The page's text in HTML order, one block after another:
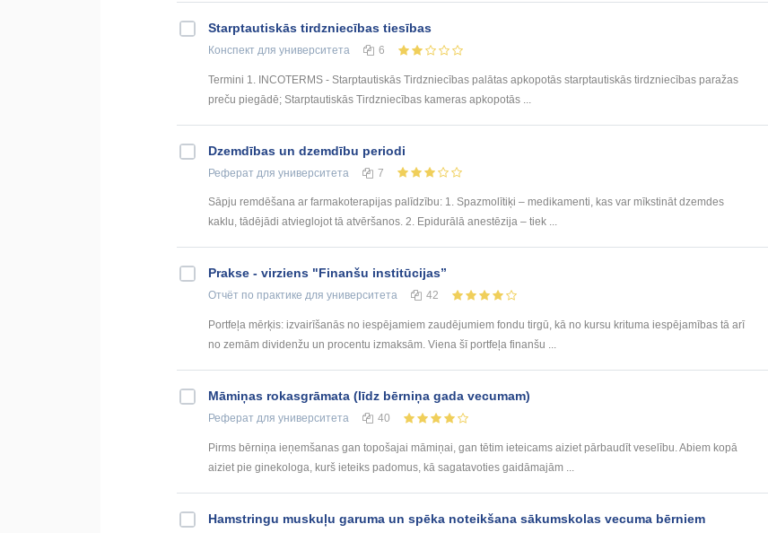
Starptautiskās tirdzniecības tiesības
Конспект для университета 6
Termini 1. INCOTERMS - Starptautiskās Tirdzniecības palātas apkopotās starptautiskās tirdzniecības paražas
preču piegādē; Starptautiskās Tirdzniecības kameras apkopotās ...
Dzemdības un dzemdību periodi
Реферат для университета 7
Sāpju remdēšana ar farmakoterapijas palīdzību: 1. Spazmolītiķi – medikamenti, kas var mīkstināt dzemdes
kaklu, tādējādi atvieglojot tā atvēršanos. 2. Epidurālā anestēzija – tiek ...
Prakse - virziens "Finanšu institūcijas”
Отчёт по практике для университета 42
Portfeļa mērķis: izvairīšanās no iespējamiem zaudējumiem fondu tirgū, kā no kursu krituma iespējamības tā arī
no zemām dividenžu un procentu izmaksām. Viena šī portfeļa finanšu ...
Māmiņas rokasgrāmata (līdz bērniņa gada vecumam)
Реферат для университета 40
Pirms bērniņa ieņemšanas gan topošajai māmiņai, gan tētim ieteicams aiziet pārbaudīt veselību. Abiem kopā
aiziet pie ginekologa, kurš ieteiks padomus, kā sagatavoties gaidāmajām ...
Hamstringu muskuļu garuma un spēka noteikšana sākumskolas vecuma bērniem